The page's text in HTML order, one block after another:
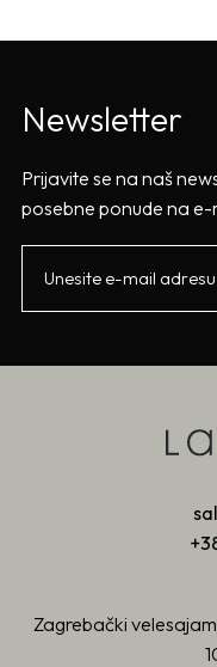
Newsletter
Prijavite se na naš
posebne ponude na e-
Zagrebački